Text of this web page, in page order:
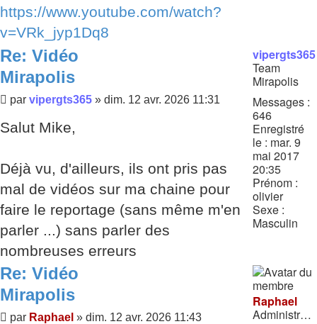
https://www.youtube.com/watch?
v=VRk_jyp1Dq8
vipergts365
Team
Mirapolis
Messages :
646
Enregistré
le : mar. 9
mai 2017
20:35
Prénom :
olivier
Sexe :
Masculin
Re: Vidéo
Mirapolis
Message
par vipergts365 » dim. 12 avr. 2026 11:31
Salut Mike,
Déjà vu, d'ailleurs, ils ont pris pas
mal de vidéos sur ma chaine pour
faire le reportage (sans même m'en
parler ...) sans parler des
nombreuses erreurs
Raphael
Administrateur
Re: Vidéo
Mirapolis
Message
par Raphael » dim. 12 avr. 2026 11:43